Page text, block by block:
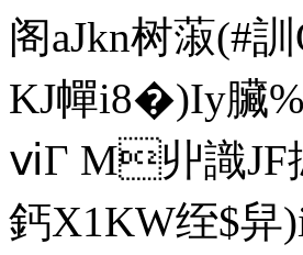
阁aJkn树蔋(#
KJ幝i8�)Iy臟
ⅵΓ M丱識JF
鈣X1KW绖$